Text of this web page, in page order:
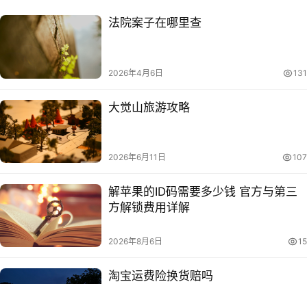
法院案子在哪里查
2026年4月6日 131
大觉山旅游攻略
2026年6月11日 107
解苹果的ID码需要多少钱 官方与第三
方解锁费用详解
2026年8月6日 15
淘宝运费险换货赔吗